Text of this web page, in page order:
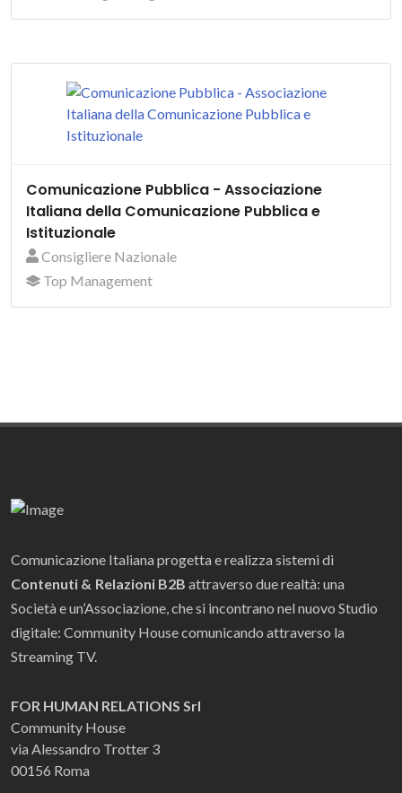
Comunicazione Pubblica - Associazione
Italiana della Comunicazione Pubblica e
Istituzionale
Consigliere Nazionale
Top Management
Comunicazione Italiana progetta e realizza sistemi di
Contenuti & Relazioni B2B attraverso due realtà: una
Società e un’Associazione, che si incontrano nel nuovo Studio
digitale: Community House comunicando attraverso la
Streaming TV.
FOR HUMAN RELATIONS Srl
Community House
via Alessandro Trotter 3
00156 Roma